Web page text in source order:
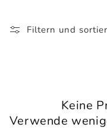
e
r
Filtern und
Keine
Verwende